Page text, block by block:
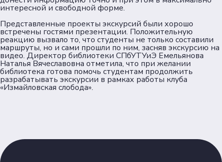
интересной и свободной форме.
Представленные проекты экскурсий были хорошо
встречены гостями презентации. Положительную
реакцию вызвало то, что студенты не только составили
маршруты, но и сами прошли по ним, засняв экскурсию на
видео. Директор библиотеки СПбУТУиЭ Емельянова
Наталья Вячеславовна отметила, что при желании
библиотека готова помочь студентам продолжить
разрабатывать экскурсии в рамках работы клуба
«Измайловская слобода».
Согласие на обработку персональных данных
Политика обеспечения безопасности
персональных данных
сети
Телеграм